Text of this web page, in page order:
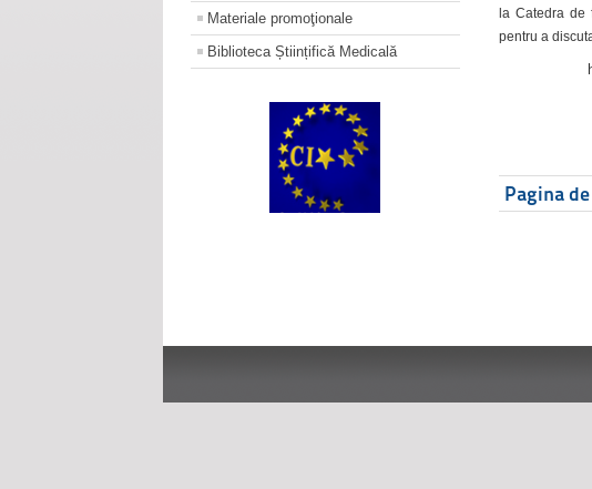
Materiale promoţionale
Biblioteca Științifică Medicală
la Catedra de
pentru a
Pagina